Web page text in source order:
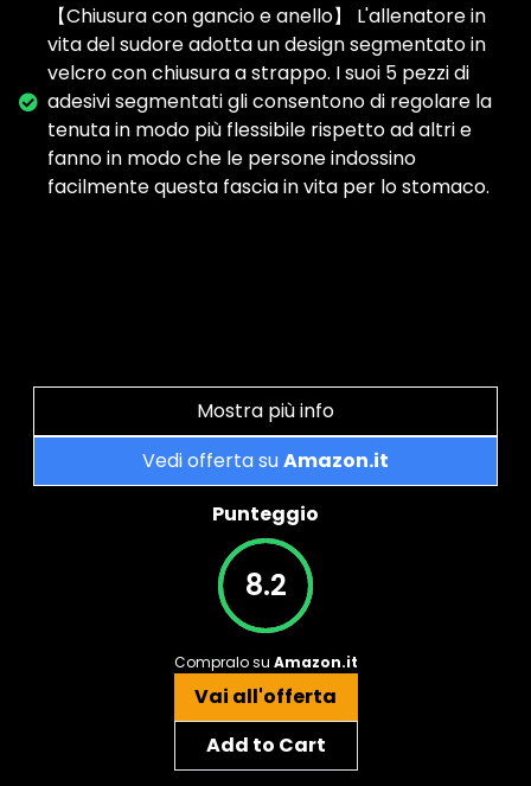
【Chiusura con gancio e anello】 L'allenatore in
vita del sudore adotta un design segmentato in
velcro con chiusura a strappo. I suoi 5 pezzi di
adesivi segmentati gli consentono di regolare la
tenuta in modo più flessibile rispetto ad altri e
fanno in modo che le persone indossino
facilmente questa fascia in vita per lo stomaco.
Mostra più info
Vedi offerta suAmazon.it
Punteggio
8.2
Compralo su Amazon.it
Vai all'offerta
Add to Cart